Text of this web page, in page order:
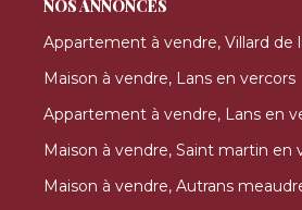
NOS ANNONCES
Appartement à vendre, Villard de
Maison à vendre, Lans en vercors
Appartement à vendre, Lans en
Maison à vendre, Saint martin en
Maison à vendre, Autrans